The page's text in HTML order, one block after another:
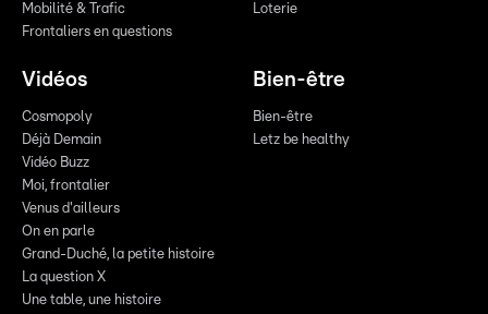
Mobilité & Trafic
Frontaliers en questions
Loterie
Vidéos
Cosmopoly
Déjà Demain
Vidéo Buzz
Moi, frontalier
Venus d'ailleurs
On en parle
Grand-Duché, la petite histoire
La question X
Une table, une histoire
Bien-être
Bien-être
Letz be healthy